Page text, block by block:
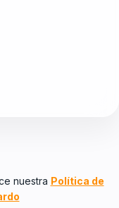
nuestra Política de